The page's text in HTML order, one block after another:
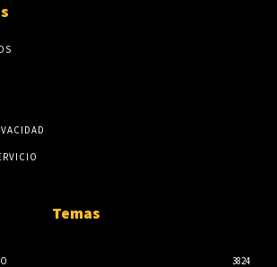
Temas
3824